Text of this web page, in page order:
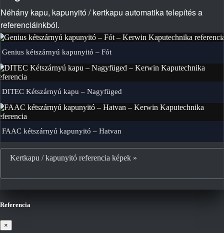
Néhány kapu, kapunyitó / kertkapu automatika telepítés a
referenciáinkból.
Genius kétszárnyú kapunyitó – Fót
DITEC Kétszárnyú kapu – Nagyfüged
FAAC kétszárnyú kapunyitó – Hatvan
Kertkapu / kapunyitó referencia képek »
Referencia
×